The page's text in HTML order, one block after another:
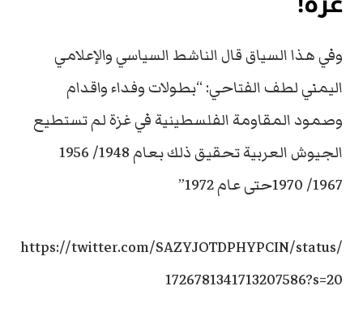
وفي هذا السياق قال الناشط السياسي والإعلامي
اليمني لطف الفتاحي: “بطولات وفداء واقدام
وصمود المقاومة الفلسطينية في غزة لم تستطيع
الجيوش العربية تحقيق ذلك بعام 1948/ 1956
1967/ 1970حتى عام 1972”
https://twitter.com/SAZYJOTDPHYPCIN/status/
1726781341713207586?s=20